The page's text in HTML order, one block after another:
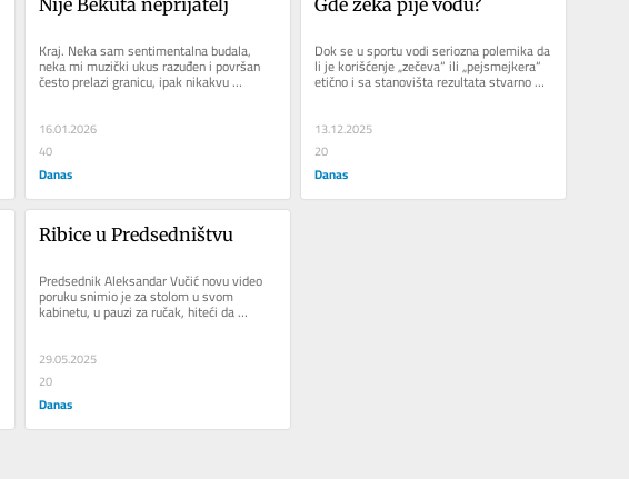
Kraj. Neka sam sentimentalna budala,
neka mi muzički ukus razuđen i površan
često prelazi granicu, ipak nikakvu
satisfakciju ne osećam što...
16.01.2026
40
Danas
Dok se u sportu vodi seriozna polemika da
li je korišćenje „zečeva“ ili „pejsmejkera“
etično i sa stanovišta rezultata stvarno
13.12.2025
20
Danas
Ribice u Predsedništvu
Predsednik Aleksandar Vučić novu video
poruku snimio je za stolom u svom
kabinetu, u pauzi za ručak, hiteći da
pošalje novu poruku svom narodu,...
29.05.2025
20
Danas